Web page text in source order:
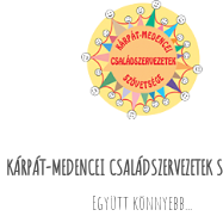
KÁRPÁT-MEDENCEI CSALÁDSZERVEZETEK
Együtt könnyebb...